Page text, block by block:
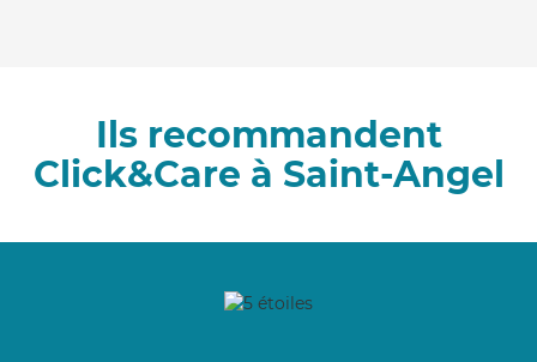
Ils recommandent
Click&Care à Saint-Angel